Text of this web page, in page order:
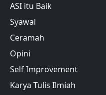
ASI itu Baik
Syawal
Ceramah
Opini
Self Improvement
Karya Tulis Ilmiah